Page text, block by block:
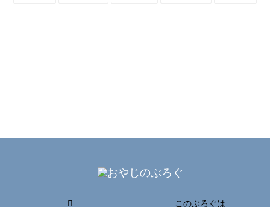
このぶろぐは